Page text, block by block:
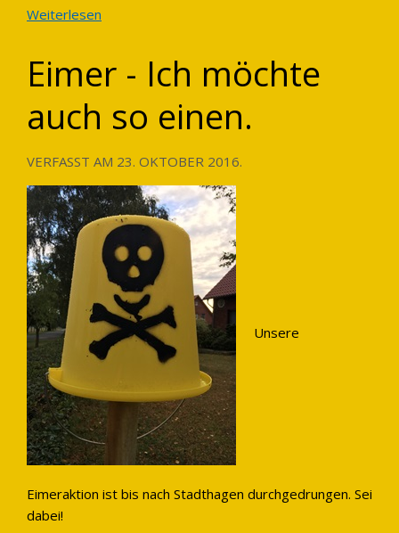
Weiterlesen
Eimer - Ich möchte
auch so einen.
VERFASST AM 23. OKTOBER 2016.
Unsere
Eimeraktion ist bis nach Stadthagen durchgedrungen. Sei
dabei!